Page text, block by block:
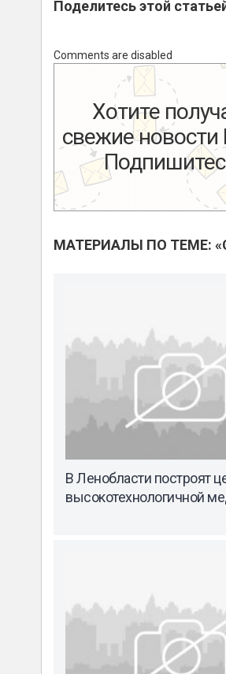
Поделитесь этой
Comments are disabled
Хотите
свежие новости
МАТЕРИАЛЫ ПО ТЕМЕ:
В Ленобласти построят
высокотехнологичной